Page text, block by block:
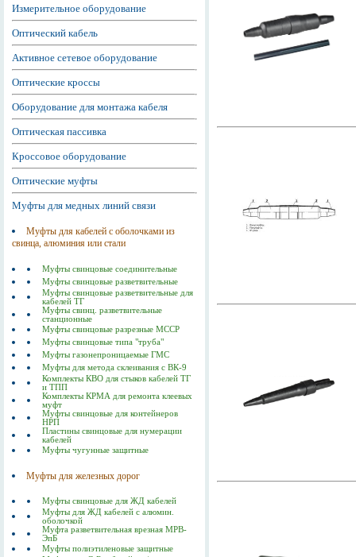
Измерительное оборудование
Оптический кабель
Активное сетевое оборудование
Оптические кроссы
Оборудование для монтажа кабеля
Оптическая пассивка
Кроссовое оборудование
Оптические муфты
Муфты для медных линий связи
Муфты для кабелей с оболочками из
свинца, алюминия или стали
Муфты свинцовые соединительные
Муфты свинцовые разветвительные
Муфты свинцовые разветвительные для
кабелей ТГ
Муфты свинц. разветвительные
станционные
Муфты свинцовые разрезные МССР
Муфты свинцовые типа "труба"
Муфты газонепроницаемые ГМС
Муфты для метода склеивания с ВК-9
Комплекты КВО для стыков кабелей ТГ
и ТПП
Комплекты КРМА для ремонта клеевых
муфт
Муфты свинцовые для контейнеров
НРП
Пластины свинцовые для нумерации
кабелей
Муфты чугунные защитные
Муфты для железных дорог
Муфты свинцовые для ЖД кабелей
Муфты для ЖД кабелей с алюмин.
оболочкой
Муфта разветвительная врезная МРВ-
ЭпБ
Муфты полиэтиленовые защитные